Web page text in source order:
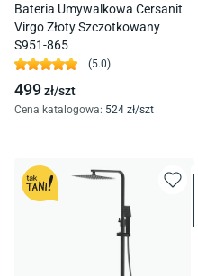
Bateria Umywalkowa Cersanit
Virgo Złoty Szczotkowany
S951-865
(5.0)
499zł/szt
Cena katalogowa: 524 zł/szt